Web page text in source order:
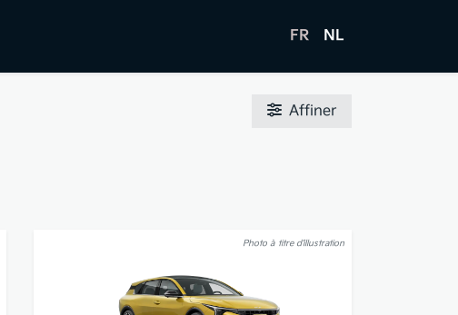
FR NL
Affiner
Photo à titre d’illustration